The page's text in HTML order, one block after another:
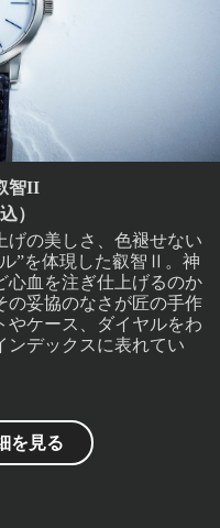
智II
）
げの美しさ、色褪せない
”を体現した叡智Ⅱ。神
心血を注ぎ仕上げるのか
の妥協のなさが匠の手作
やケース、ダイヤルをわ
ンデックスに表れてい
を見る